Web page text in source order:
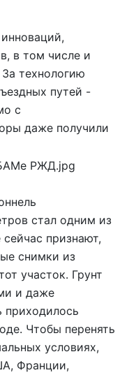
в том числе и
технологию
путей -
с
даже получили
стал одним из
признают,
снимки из
участок. Грунт
и даже
приходилось
Чтобы перенять
условиях,
Франции,